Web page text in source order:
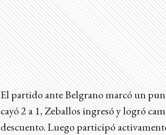
El partido ante Belgrano marcó un
cayó 2 a 1, Zeballos ingresó y logró
descuento. Luego participó